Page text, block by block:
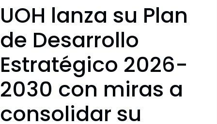
UOH lanza su Plan
de Desarrollo
Estratégico 2026-
2030 con miras a
consolidar su